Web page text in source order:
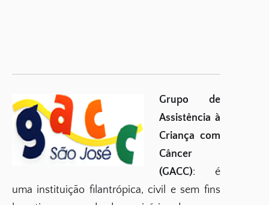
Grupo de
Assistência à
Criança com
Câncer
(GACC): é
uma instituição filantrópica, civil e sem fins